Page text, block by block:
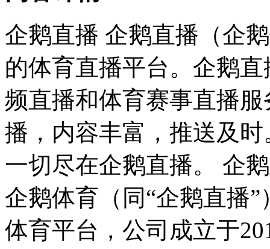
企鹅直播 企鹅直播（企
的体育直播平台。企鹅
频直播和体育赛事直播
播，内容丰富，推送及
一切尽在企鹅直播。 企
企鹅体育（同“企鹅直播
体育平台，公司成立于